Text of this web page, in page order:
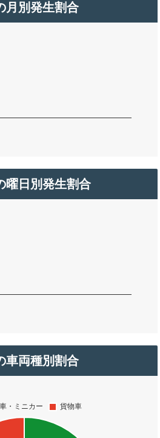
月別発生割合
曜日別発生割合
車両種別割合